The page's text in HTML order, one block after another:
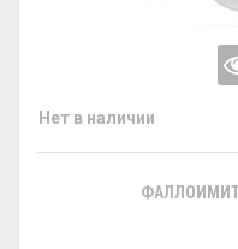
Нет в наличии